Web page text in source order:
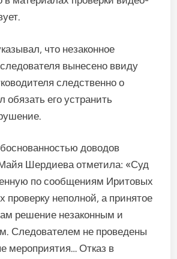
что незаконное
вынесено ввиду
след­ственно о
обя­зать его устранить
доводов
Шердиева отметила: «Суд
по сообще­ниям Иритовых
проверку неполной, а принятое
решение неза­конным и
Сле­дователем не проведены
мероприятия… Отказ в